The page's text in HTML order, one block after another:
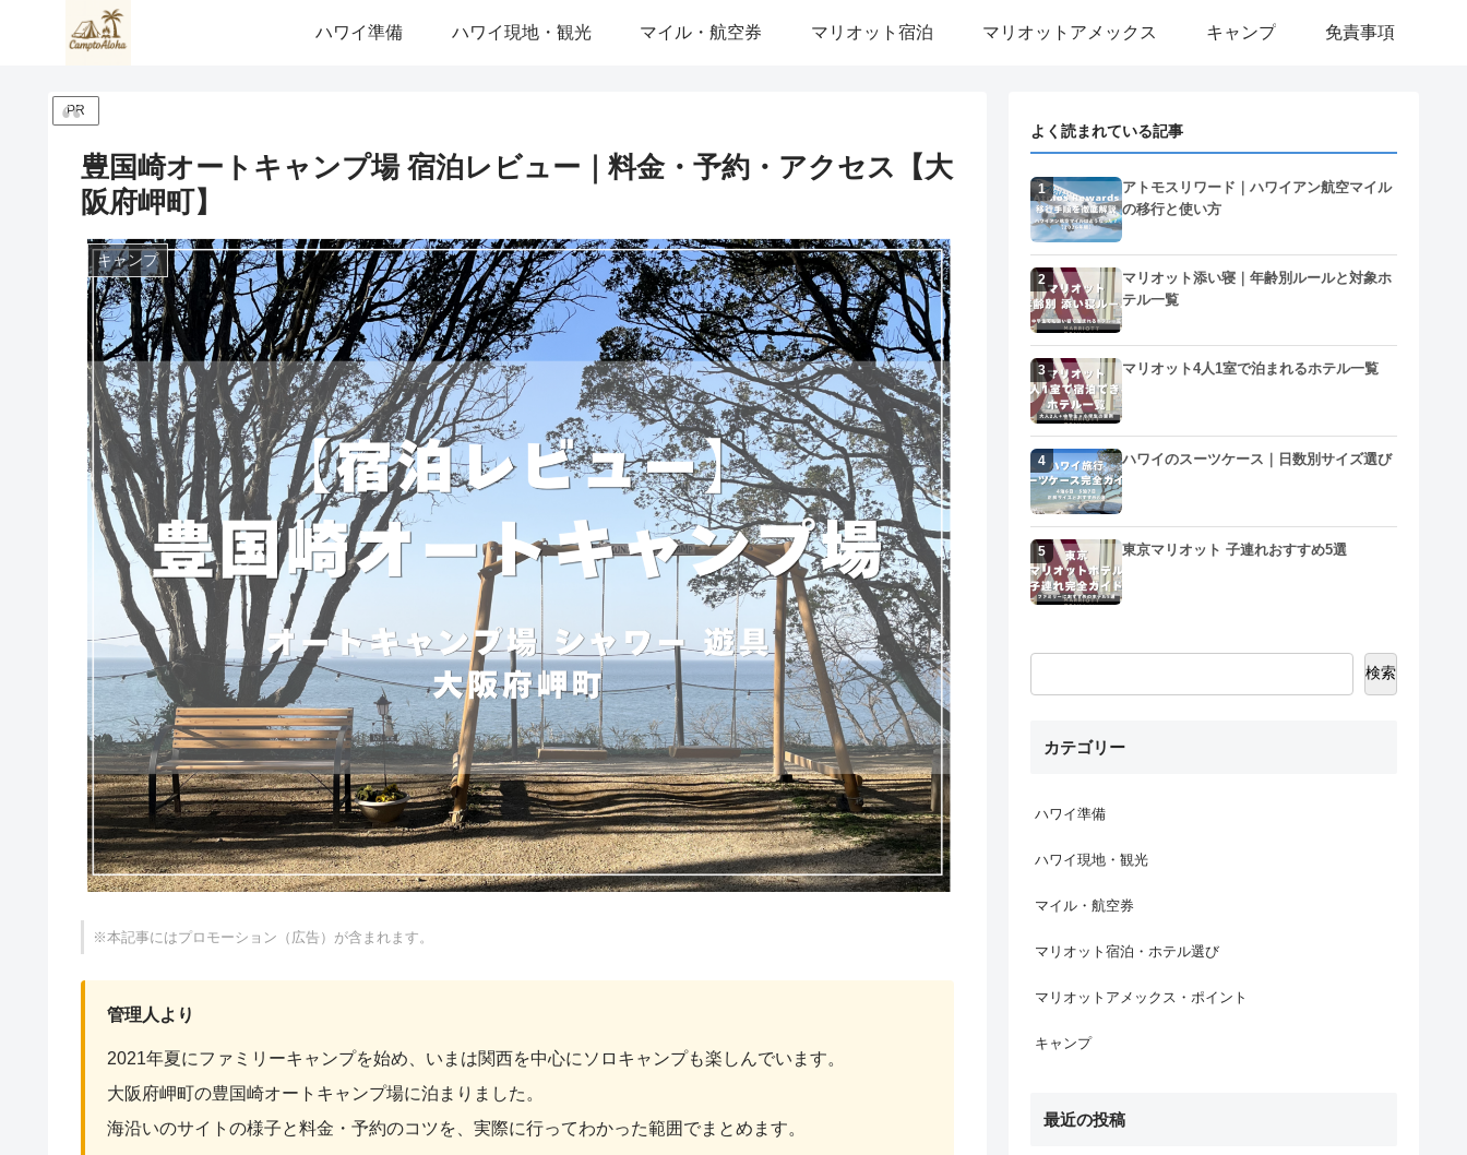
ハワイ準備 ハワイ現地・観光 マイル・航空券 マリオット宿泊 マリオットアメックス キャンプ 免責事項
PR
豊国崎オートキャンプ場 宿泊レビュー｜料金・予約・アクセス【大
阪府岬町】
キャンプ
※本記事にはプロモーション（広告）が含まれます。
管理人より
2021年夏にファミリーキャンプを始め、いまは関西を中心にソロキャンプも楽しんでいます。
大阪府岬町の豊国崎オートキャンプ場に泊まりました。
海沿いのサイトの様子と料金・予約のコツを、実際に行ってわかった範囲でまとめます。
よく読まれている記事
1
アトモスリワード｜ハワイアン航空マイル
の移行と使い方
2
マリオット添い寝｜年齢別ルールと対象ホ
テル一覧
3 マリオット4人1室で泊まれるホテル一覧
4 ハワイのスーツケース｜日数別サイズ選び
5 東京マリオット 子連れおすすめ5選
検索
カテゴリー
ハワイ準備
ハワイ現地・観光
マイル・航空券
マリオット宿泊・ホテル選び
マリオットアメックス・ポイント
キャンプ
最近の投稿